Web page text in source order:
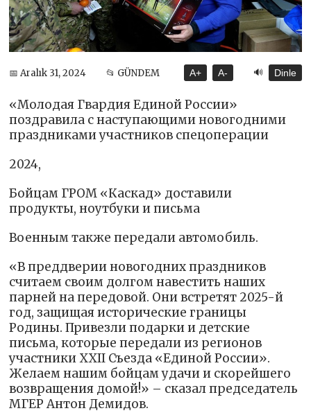
📅 Aralık 31, 2024 📂 GÜNDEM A+ A- 🔊 Dinle
«Молодая Гвардия Единой России»
поздравила с наступающими новогодними
праздниками участников спецоперации
2024,
Бойцам ГРОМ «Каскад» доставили
продукты, ноутбуки и письма
Военным также передали автомобиль.
«В преддверии новогодних праздников
считаем своим долгом навестить наших
парней на передовой. Они встретят 2025-й
год, защищая исторические границы
Родины. Привезли подарки и детские
письма, которые передали из регионов
участники XXII Съезда «Единой России».
Желаем нашим бойцам удачи и скорейшего
возвращения домой!» – сказал председатель
МГЕР Антон Демидов.